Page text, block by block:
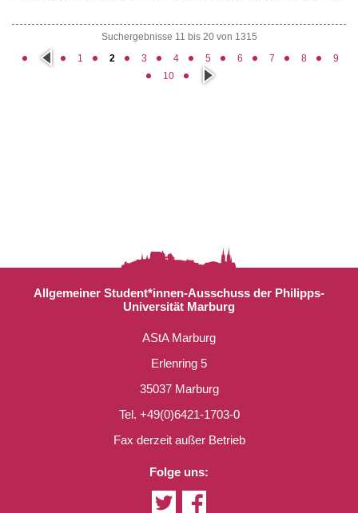
Suchergebnisse 11 bis 20 von 1315
vorh
erig
1 2 3 4 5 6 7 8
9
10
näc
hste
Allgemeiner Student*innen-Ausschuss der Philipps-
Universität Marburg
Folge uns:
AStA Marburg
Erlenring 5
35037 Marburg
Tel. +49(0)6421-1703-0
Fax derzeit außer Betrieb